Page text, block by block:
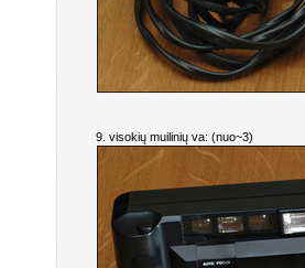
9. visokių muilinių va: (nuo~3)